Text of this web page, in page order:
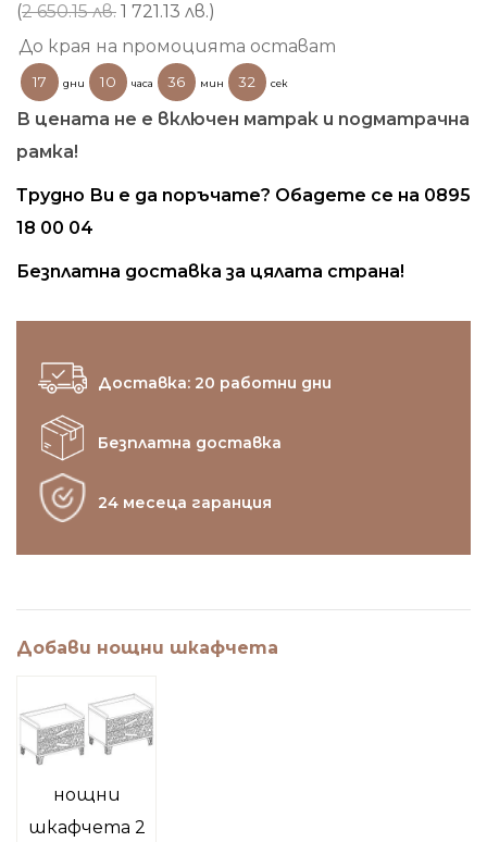
was:
1,355 €.
е:
880 €.
(2 650.15 лв. 1 721.13 лв.)
До края на промоцията остават
17 дни 10 часа 36 мин 32 сек
В цената не е включен матрак и подматрачна
рамка!
Трудно Ви е да поръчате? Обадете се на 0895
18 00 04
Безплатна доставка за цялата страна!
Доставка: 20 работни дни
Безплатна доставка
24 месеца гаранция
Добави нощни шкафчета
нощни
шкафчета 2